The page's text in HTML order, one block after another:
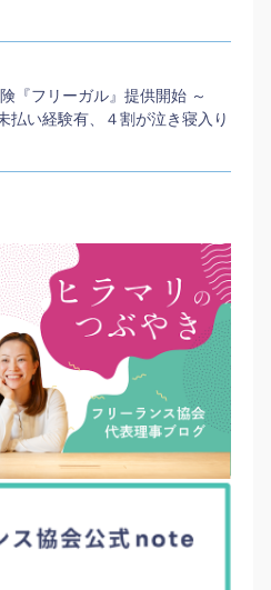
『フリーガル』提供開始 ～
払い経験有、４割が泣き寝入り